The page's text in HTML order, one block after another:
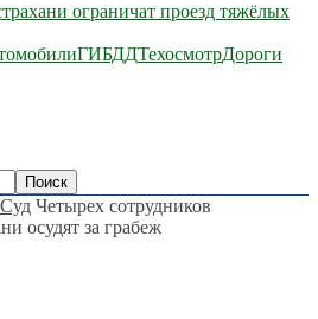
ограничат проезд тяжёлых
ГИБДДТехосмотрДороги
Суд Четырех сотрудников
осудят за грабеж